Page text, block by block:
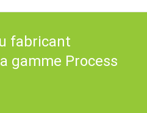
fabricant
gamme Process